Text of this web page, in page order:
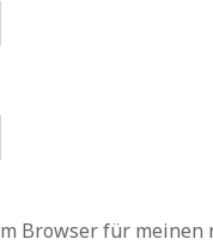
Browser für meinen